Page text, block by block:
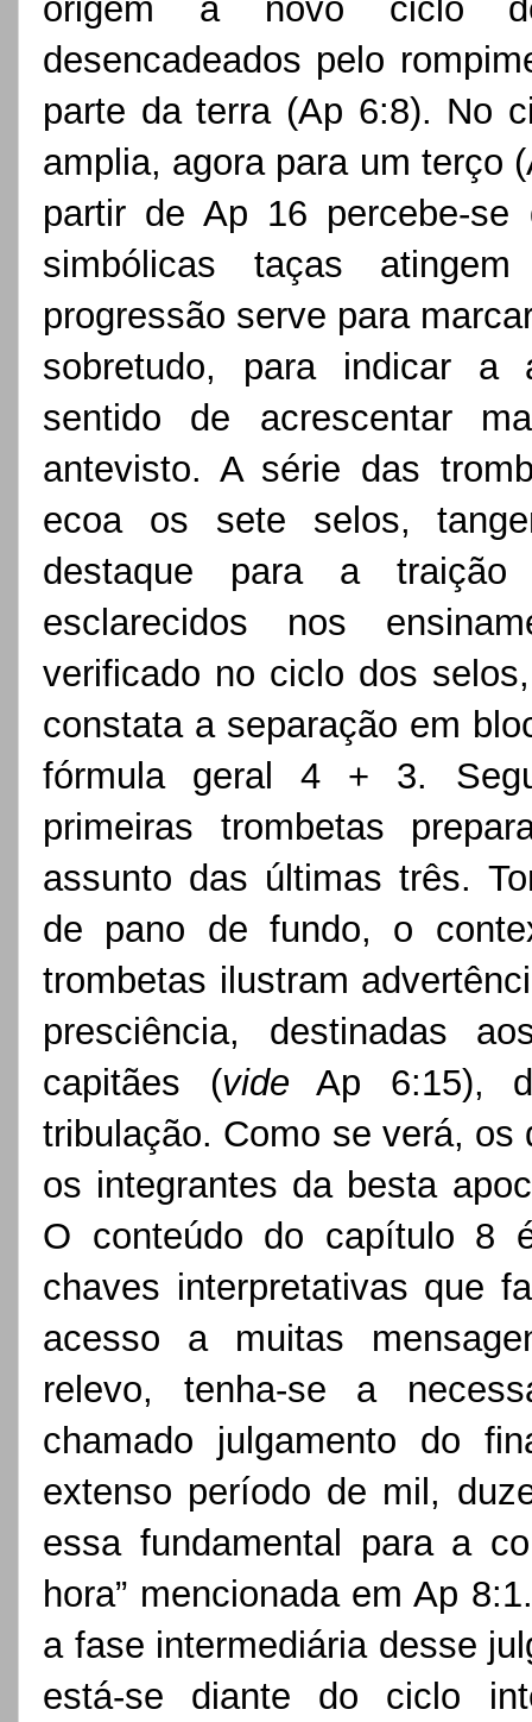
origem a novo ciclo
desencadeados pelo
parte da terra (Ap 6:8). No
amplia, agora para um terço
partir de Ap 16 percebe-
simbólicas taças
progressão serve para
sobretudo, para indicar a
sentido de acrescentar
antevisto. A série das
ecoa os sete selos,
destaque para a
esclarecidos nos
verificado no ciclo dos
constata a separação em
fórmula geral 4 + 3.
primeiras trombetas
assunto das últimas três.
de pano de fundo, o
trombetas ilustram
presciência, destinadas
capitães (vide Ap 6:15),
tribulação. Como se verá,
os integrantes da besta
O conteúdo do capítulo 8
chaves interpretativas que
acesso a muitas
relevo, tenha-se a
chamado julgamento do
extenso período de mil,
essa fundamental para a
hora” mencionada em Ap
a fase intermediária desse
está-se diante do ciclo